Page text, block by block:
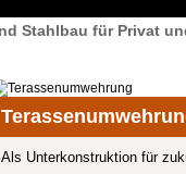
Stahlbau für Privat
Als Unterkonstruktion für